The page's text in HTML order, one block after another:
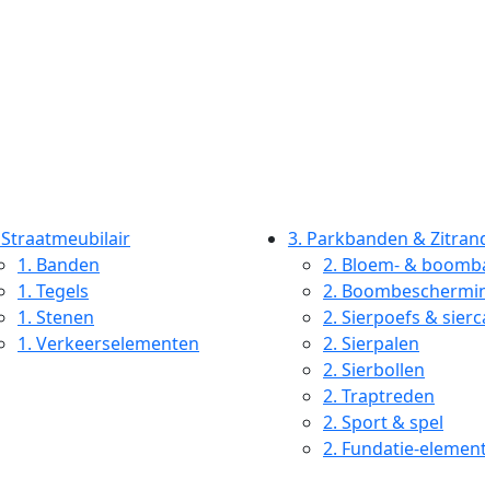
Straatmeubilair
1. Banden
1. Tegels
1. Stenen
1. Verkeerselementen
3. Parkbanden &
2. Bloem- &
2.
2. Sierpoefs &
2. Sierpalen
2. Sierbollen
2. Traptreden
2. Sport & spel
2. Fundatie-